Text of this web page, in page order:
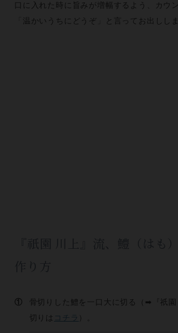
口に入れた時に旨みが増幅するよう、カウ
「温かいうちにどうぞ」と言ってお出ししま
①
骨切りした鱧を一口大に切る（➡『祇
切りは
コチラ ）。